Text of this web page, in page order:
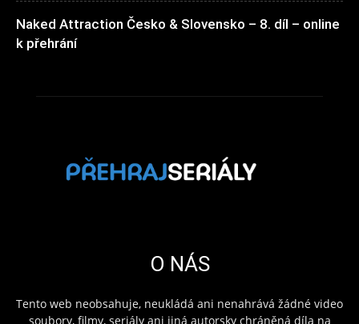
Naked Attraction Česko & Slovensko – 8. díl – online
k přehrání
O NÁS
Tento web neobsahuje, neukládá ani nenahrává žádné video
soubory, filmy, seriály ani jiná autorsky chráněná díla na